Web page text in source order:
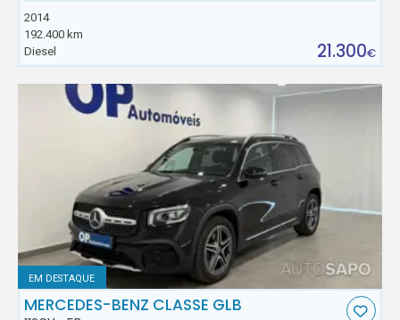
2014
192.400 km
Diesel
21.300€
EM DESTAQUE
MERCEDES-BENZ CLASSE GLB